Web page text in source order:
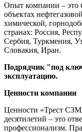
Опыт компании – это
объектах
химической,
странах: Россия,
Сербия, Туркмения,
Словакия, Иран.
Подрядчик "под
эксплуатацию.
Ценности компании
Ценности «Трест
десятилетий – это
профессионализм.